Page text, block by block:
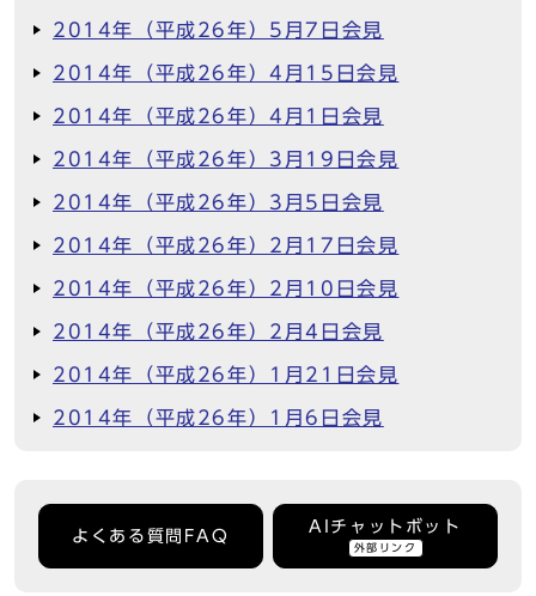
2014年（平成26年）5月7日会見
2014年（平成26年）4月15日会見
2014年（平成26年）4月1日会見
2014年（平成26年）3月19日会見
2014年（平成26年）3月5日会見
2014年（平成26年）2月17日会見
2014年（平成26年）2月10日会見
2014年（平成26年）2月4日会見
2014年（平成26年）1月21日会見
2014年（平成26年）1月6日会見
よくある質問FAQ
AIチャットボット
外部リンク